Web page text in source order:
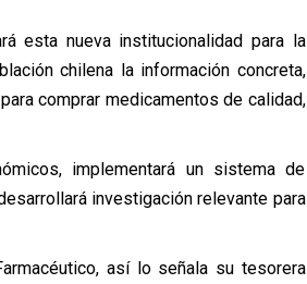
esta nueva institucionalidad para la
chilena la información concreta,
comprar medicamentos de calidad,
implementará un sistema de
investigación relevante para
así lo señala su tesorera